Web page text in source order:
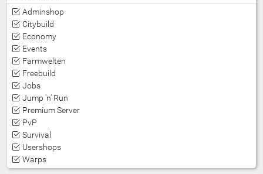
Adminshop
Citybuild
Economy
Events
Farmwelten
Freebuild
Jobs
Jump 'n' Run
Premium Server
PvP
Survival
Usershops
Warps